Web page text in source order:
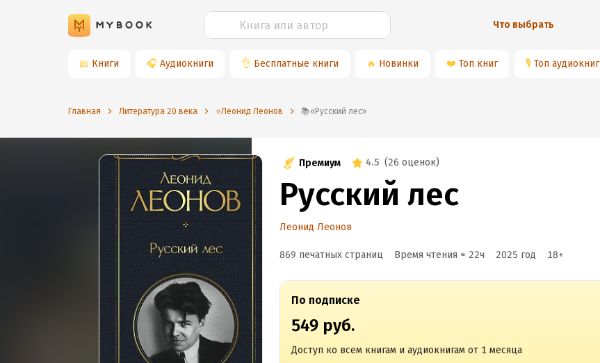
Что выбрать
📖 Книги 🎧 Аудиокниги 👌 Бесплатные книги 🔥 Новинки ❤️ Топ книг 🎙 Топ аудиокниг
Главная Литература 20 века ⭐️Леонид Леонов 📚«Русский лес»
Премиум 4.5 (26 оценок)
Русский лес
Леонид Леонов
869 печатных страниц Время чтения ≈ 22ч 2025 год 18+
По подписке
549 руб.
Доступ ко всем книгам и аудиокнигам от 1 месяца